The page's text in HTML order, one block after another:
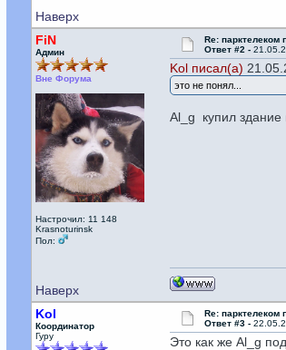
Наверх
FiN
Админ
Вне Форума
Настрочил: 11 148
Krasnoturinsk
Пол:
Re: парктелеком
Ответ #2 -
Kol писал(а)
это не понял...
Al_g купил здание
Наверх
Kol
Координатор
Гуру
Re: парктелеком
Ответ #3 -
Это как же Al_g